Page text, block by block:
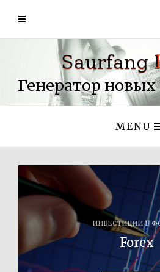
Генератор новых
MENU
ИНВЕСТИЦИИ В
Forex